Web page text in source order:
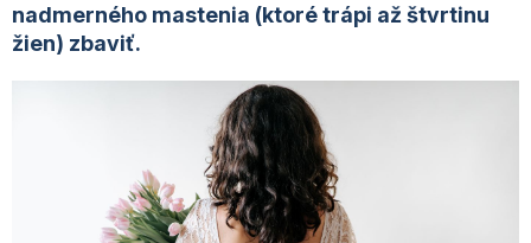
nadmerného mastenia (ktoré trápi až štvrtinu
žien) zbaviť.